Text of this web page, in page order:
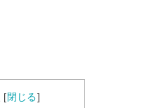
[閉じる]